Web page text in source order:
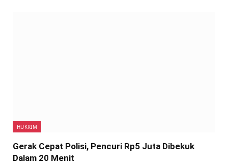
HUKRIM
Gerak Cepat Polisi, Pencuri Rp5 Juta Dibekuk
Dalam 20 Menit